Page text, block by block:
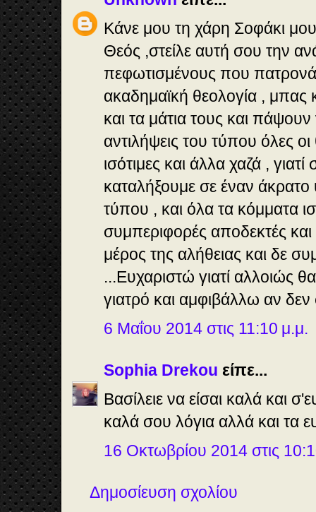
Κάνε μου τη χάρη Σοφάκι
Θεός ,στείλε αυτή σου την
πεφωτισμένους που
ακαδημαϊκή θεολογία , μπας
και τα μάτια τους και
αντιλήψεις του τύπου όλες οι
ισότιμες και άλλα χαζά ,
καταλήξουμε σε έναν άκρατο
τύπου , και όλα τα κόμματα
συμπεριφορές αποδεκτές και
μέρος της αλήθειας και δε
...Ευχαριστώ γιατί αλλοιώς
γιατρό και αμφιβάλλω αν δεν
6 Μαΐου 2014 στις 11:10 μ.μ.
Sophia Drekou είπε...
Βασίλειε να είσαι καλά και
καλά σου λόγια αλλά και τα
16 Οκτωβρίου 2014 στις
Δημοσίευση σχολίου